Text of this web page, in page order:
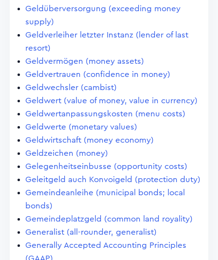
Geldüberversorgung (exceeding money
supply)
Geldverleiher letzter Instanz (lender of last
resort)
Geldvermögen (money assets)
Geldvertrauen (confidence in money)
Geldwechsler (cambist)
Geldwert (value of money, value in currency)
Geldwertanpassungskosten (menu costs)
Geldwerte (monetary values)
Geldwirtschaft (money economy)
Geldzeichen (money)
Gelegenheitseinbusse (opportunity costs)
Geleitgeld auch Konvoigeld (protection duty)
Gemeindeanleihe (municipal bonds; local
bonds)
Gemeindeplatzgeld (common land royality)
Generalist (all-rounder, generalist)
Generally Accepted Accounting Principles
(GAAP)